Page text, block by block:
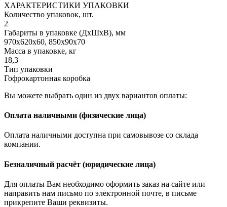
ХАРАКТЕРИСТИКИ УПАКОВКИ
Количество упаковок, шт.
2
Габариты в упаковке (ДхШхВ), мм
970х620х60, 850х90х70
Масса в упаковке, кг
18,3
Тип упаковки
Гофрокартонная коробка
Вы можете выбрать один из двух вариантов оплаты:
Оплата наличными (физические лица)
Оплата наличными доступна при самовывозе со склада
компании.
Безналичный расчёт (юридические лица)
Для оплаты Вам необходимо оформить заказ на сайте или
направить нам письмо по электронной почте, в письме
прикрепите Ваши реквизиты.